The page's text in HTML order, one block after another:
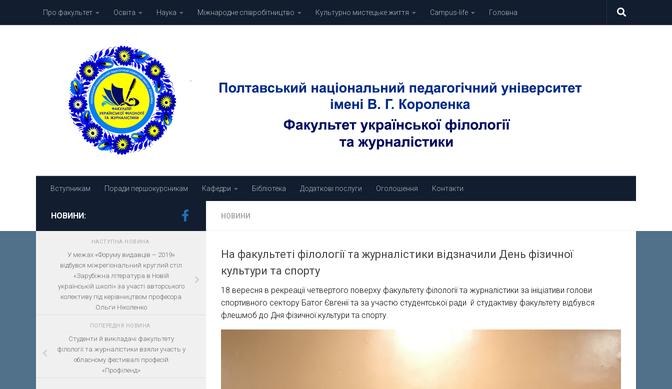
Skip to contentПро факультет Освіта Наука Міжнародне співробітництво Культурно мистецьке життя Campus-life Головна
Вступникам Поради першокурсникам Кафедри Бібліотека Додаткові послуги Оголошення Контакти
НОВИНИ
На факультеті філології та журналістики відзначили День фізичної
культури та спорту
18 вересня в рекреації четвертого поверху факультету філології та журналістики за ініціативи голови
спортивного сектору Батог Євгенії та за участю студентської ради й студактиву факультету відбувся
флешмоб до Дня фізичної культури та спорту.
НОВИНИ:
НАСТУПНА НОВИНА
У межах «Форуму видавців – 2019»
відбувся міжрегіональний круглий стіл
«Зарубіжна література в Новій
українській школі» за участі авторського
колективу під керівництвом професора
Ольги Ніколенко
ПОПЕРЕДНЯ НОВИНА
Студенти й викладачі факультету
філології та журналістики взяли участь у
обласному фестивалі професій
«Профіленд»